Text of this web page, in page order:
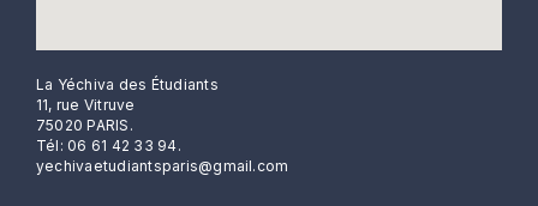
La Yéchiva des Étudiants
11, rue Vitruve
75020 PARIS.
Tél: 06 61 42 33 94.
yechivaetudiantsparis@gmail.com